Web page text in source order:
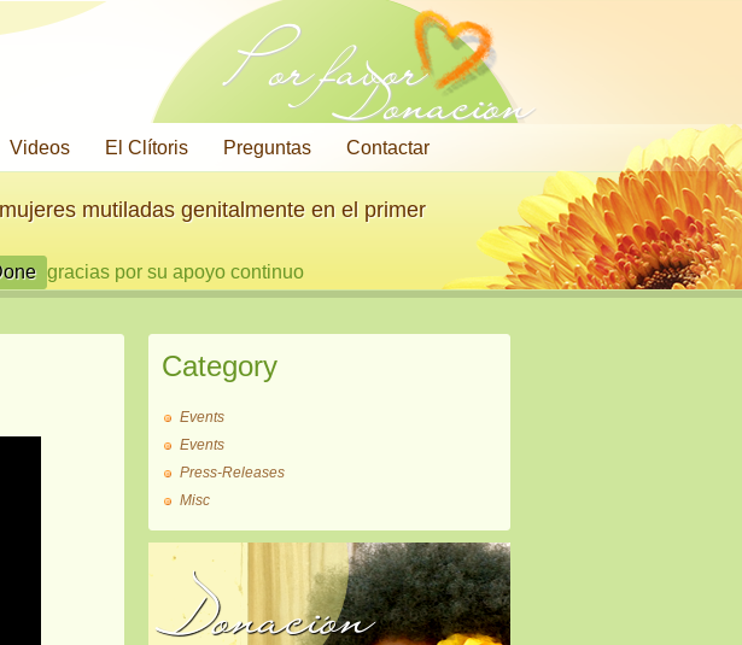
Por favorDonación
Videos El Clítoris Preguntas Contactar
mutiladas genitalmente en el primer
gracias por su apoyo continuo
Category
Events
Events
Press-Releases
Misc
Donación